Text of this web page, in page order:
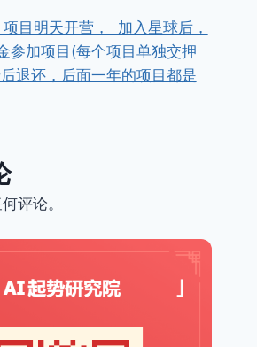
目明天开营， ​ ​加入星球后，
参加项目(每个项目单独交押
退还，后面一年的项目都是
评论。